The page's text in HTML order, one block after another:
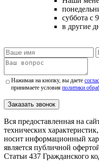
суббота с
в другие
Нажимая на кнопку, вы даете
принимаете условияполитики
Заказать звонок
Вся предоставленная на
технических
носит информационный
является публичной
Статьи 437 Гражданского